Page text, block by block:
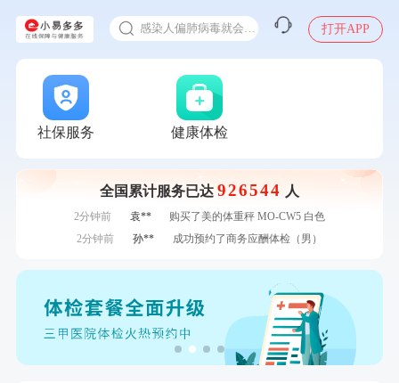
甲状腺癌怎么筛查
打开APP
社保服务 健康体检
全国累计服务已达 926544 人
7分钟前 江**
成功预约了女性VIP体检套餐
7分钟前
陆**
购买了固本堂阿胶糕传统口味400g
刚刚
购买了美的体重秤 MO-CW5 白色
购买了美的体重秤 MO-CW5 白色
成功预约了中老年套餐
1分钟前
谭**
购买了中粮可益康红豆薏米粉500g
2分钟前
袁**
购买了美的体重秤 MO-CW5 白色
2分钟前
孙**
成功预约了商务应酬体检（男）
购买了美的体重秤 MO-CW5 白色
6分钟前
黎**
购买了厨房家用多功能不锈钢刀具六件套装
6分钟前
董**
成功预约了男性体检套餐
成功预约了女性VIP体检套餐